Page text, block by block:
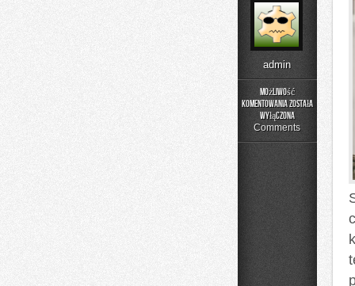
admin
Możliwość
komentowania
Uroda
została
wyłączona
Comments